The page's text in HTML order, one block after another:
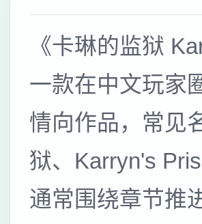
《卡琳的监狱
一款在中文玩家
情向作品，常见
狱、Karryn's
通常围绕章节推